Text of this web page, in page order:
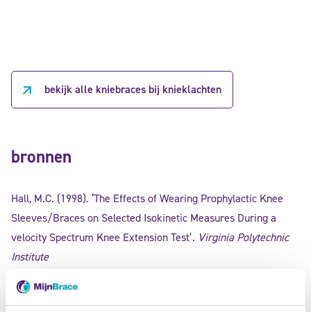
bekijk alle kniebraces bij knieklachten
bronnen
Hall, M.C. (1998). ‘The Effects of Wearing Prophylactic Knee
Sleeves/Braces on Selected Isokinetic Measures During a
velocity Spectrum Knee Extension Test’. Virginia Polytechnic
Institute
Fujiwara, L.M., Perrin D.H. & Buxton B.P. (1990). ‘Effect of